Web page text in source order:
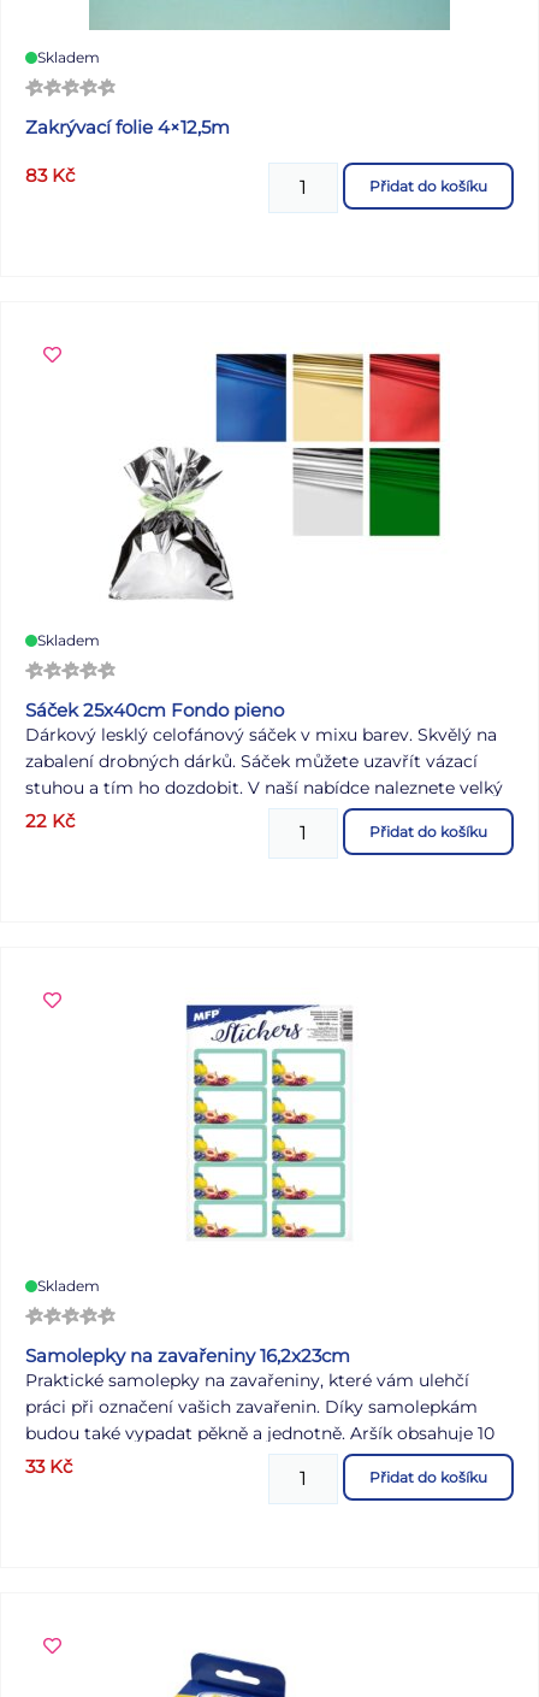
Skladem
Zakrývací folie 4×12,5m
83 Kč Přidat do košíku
Skladem
Sáček 25x40cm Fondo pieno
Dárkový lesklý celofánový sáček v mixu barev. Skvělý na
zabalení drobných dárků. Sáček můžete uzavřít vázací
stuhou a tím ho dozdobit. V naší nabídce naleznete velký
výběr stužek a rozetek, které Vám pomohou při dekoraci
balíčku. Rozměr: 250 x 400 mm Barva: modrá, zlatá,
22 Kč Přidat do košíku
Skladem
Samolepky na zavařeniny 16,2x23cm
Praktické samolepky na zavařeniny, které vám ulehčí
práci při označení vašich zavařenin. Díky samolepkám
budou také vypadat pěkně a jednotně. Aršík obsahuje 10
samolepek. Uvedená cena je za 1 aršík.
33 Kč Přidat do košíku